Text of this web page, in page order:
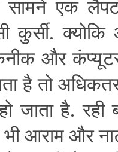
एक
कुर्सी.
और
है तो
जाता है. रही
भी आराम और